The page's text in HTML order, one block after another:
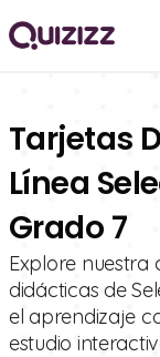
Tarjetas
Línea
Grado 7
Explore nuestra
didácticas de
el aprendizaje
estudio